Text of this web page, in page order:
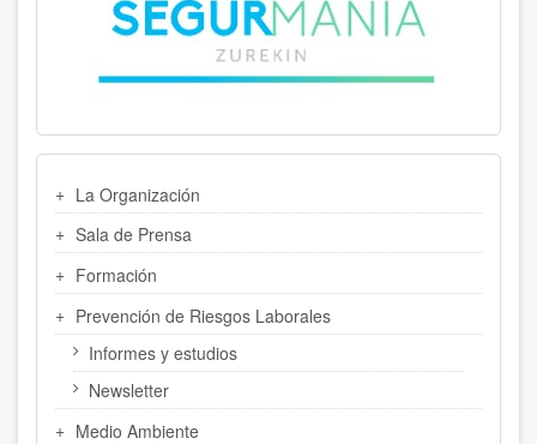
LATERAL
La Organización
Sala de Prensa
Formación
Prevención de Riesgos Laborales
Informes y estudios
Newsletter
Medio Ambiente